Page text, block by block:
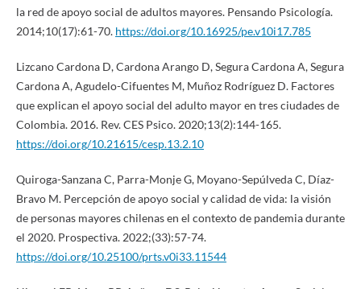
la red de apoyo social de adultos mayores. Pensando Psicología.
2014;10(17):61-70. https://doi.org/10.16925/pe.v10i17.785
Lizcano Cardona D, Cardona Arango D, Segura Cardona A, Segura
Cardona A, Agudelo-Cifuentes M, Muñoz Rodríguez D. Factores
que explican el apoyo social del adulto mayor en tres ciudades de
Colombia. 2016. Rev. CES Psico. 2020;13(2):144-165.
https://doi.org/10.21615/cesp.13.2.10
Quiroga-Sanzana C, Parra-Monje G, Moyano-Sepúlveda C, Díaz-
Bravo M. Percepción de apoyo social y calidad de vida: la visión
de personas mayores chilenas en el contexto de pandemia durante
el 2020. Prospectiva. 2022;(33):57-74.
https://doi.org/10.25100/prts.v0i33.11544